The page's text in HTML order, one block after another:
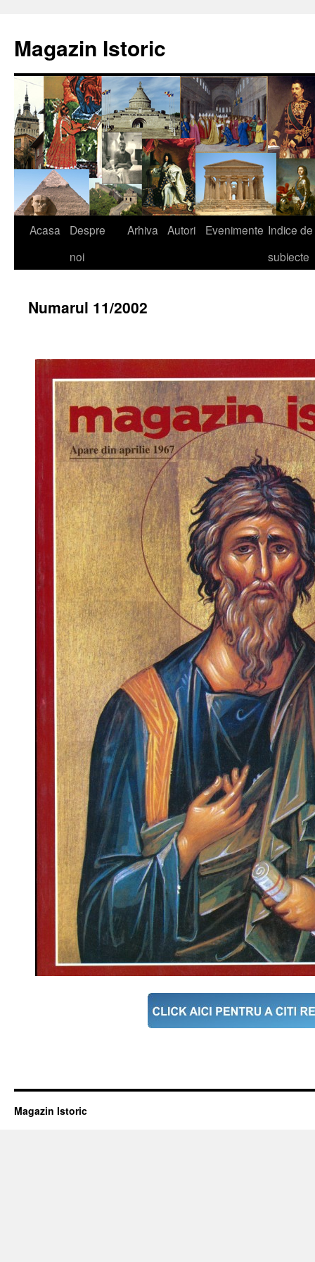
conținut
Magazin Istoric
Acasa
Despre
noi
Arhiva Autori Evenimente Indice de
subiecte
Numarul 11/2002
Magazin Istoric